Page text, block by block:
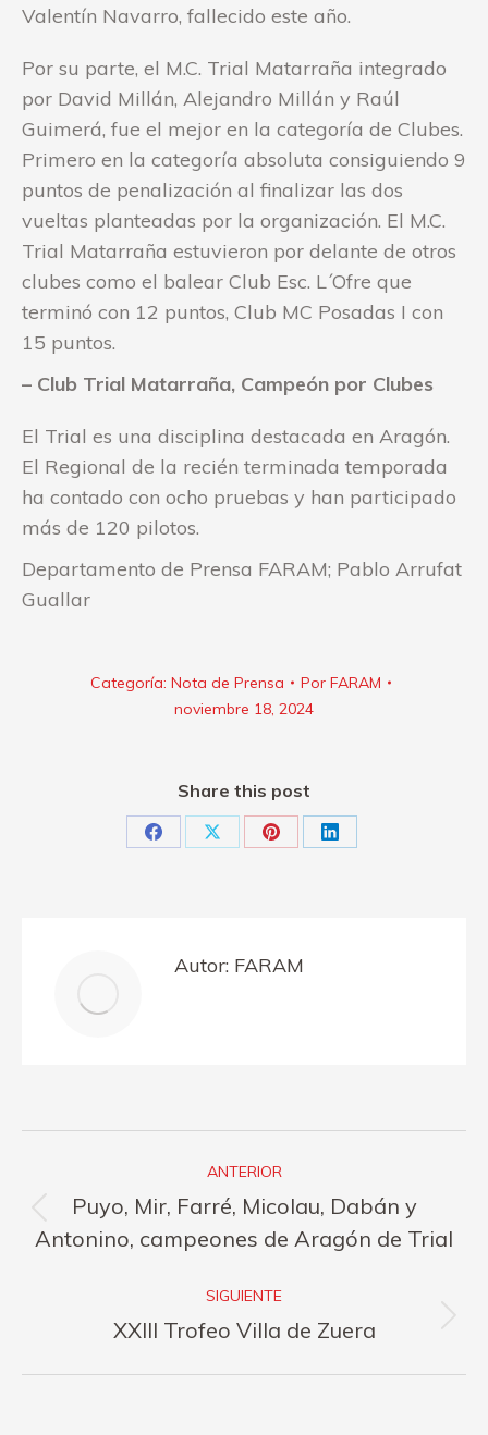
Valentín Navarro, fallecido este año.
Por su parte, el M.C. Trial Matarraña integrado
por David Millán, Alejandro Millán y Raúl
Guimerá, fue el mejor en la categoría de Clubes.
Primero en la categoría absoluta consiguiendo 9
puntos de penalización al finalizar las dos
vueltas planteadas por la organización. El M.C.
Trial Matarraña estuvieron por delante de otros
clubes como el balear Club Esc. L´Ofre que
terminó con 12 puntos, Club MC Posadas I con
15 puntos.
– Club Trial Matarraña, Campeón por Clubes
El Trial es una disciplina destacada en Aragón.
El Regional de la recién terminada temporada
ha contado con ocho pruebas y han participado
más de 120 pilotos.
Departamento de Prensa FARAM; Pablo Arrufat
Guallar
Categoría: Nota de Prensa Por FARAM
noviembre 18, 2024
Share this post
Share Share Share Share
Autor: FARAM
entre
publicaciones
ANTERIOR
Publicación
anterior:
Puyo, Mir, Farré, Micolau, Dabán y
Antonino, campeones de Aragón de Trial
SIGUIENTE
Publicación
XXIII Trofeo Villa de Zuera